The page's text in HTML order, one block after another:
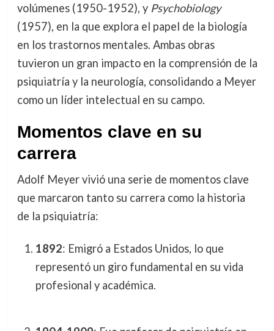
volúmenes (1950-1952), y Psychobiology
(1957), en la que explora el papel de la biología
en los trastornos mentales. Ambas obras
tuvieron un gran impacto en la comprensión de la
psiquiatría y la neurología, consolidando a Meyer
como un líder intelectual en su campo.
Momentos clave en su
carrera
Adolf Meyer vivió una serie de momentos clave
que marcaron tanto su carrera como la historia
de la psiquiatría:
1892: Emigró a Estados Unidos, lo que
representó un giro fundamental en su vida
profesional y académica.